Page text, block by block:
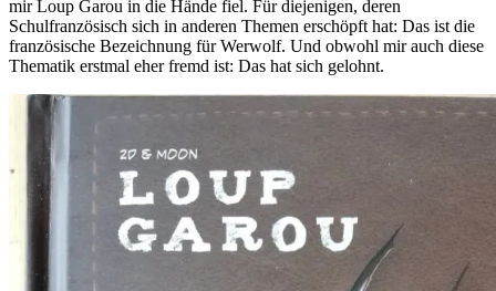
mir Loup Garou in die Hände fiel. Für diejenigen, deren
Schulfranzösisch sich in anderen Themen erschöpft hat: Das ist die
französische Bezeichnung für Werwolf. Und obwohl mir auch diese
Thematik erstmal eher fremd ist: Das hat sich gelohnt.